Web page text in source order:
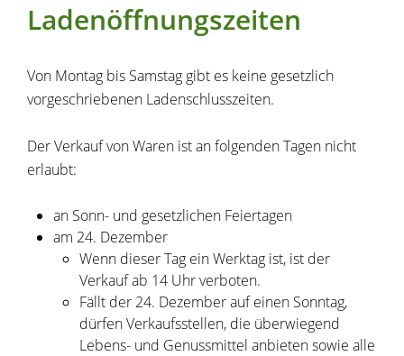
Ladenöffnungszeiten
Von Montag bis Samstag gibt es keine gesetzlich
vorgeschriebenen Ladenschlusszeiten.
Der Verkauf von Waren ist an folgenden Tagen nicht
erlaubt:
an Sonn- und gesetzlichen Feiertagen
am 24. Dezember
Wenn dieser Tag ein Werktag ist, ist der
Verkauf ab 14 Uhr verboten.
Fällt der 24. Dezember auf einen Sonntag,
dürfen Verkaufsstellen, die überwiegend
Lebens- und Genussmittel anbieten sowie alle